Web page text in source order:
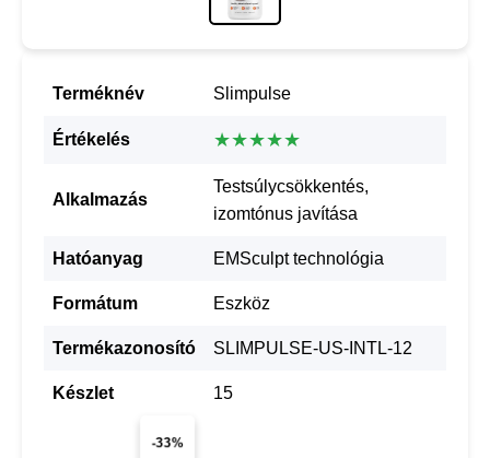
Terméknév Slimpulse
Értékelés ★★★★★
Alkalmazás
Testsúlycsökkentés,
izomtónus javítása
Hatóanyag EMSculpt technológia
Formátum Eszköz
Termékazonosító SLIMPULSE-US-INTL-12
Készlet 15
-33%